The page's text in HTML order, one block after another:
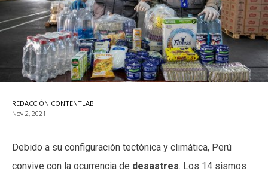
REDACCIÓN CONTENTLAB
Nov 2, 2021
Debido a su configuración tectónica y climática, Perú
convive con la ocurrencia de desastres. Los 14 sismos